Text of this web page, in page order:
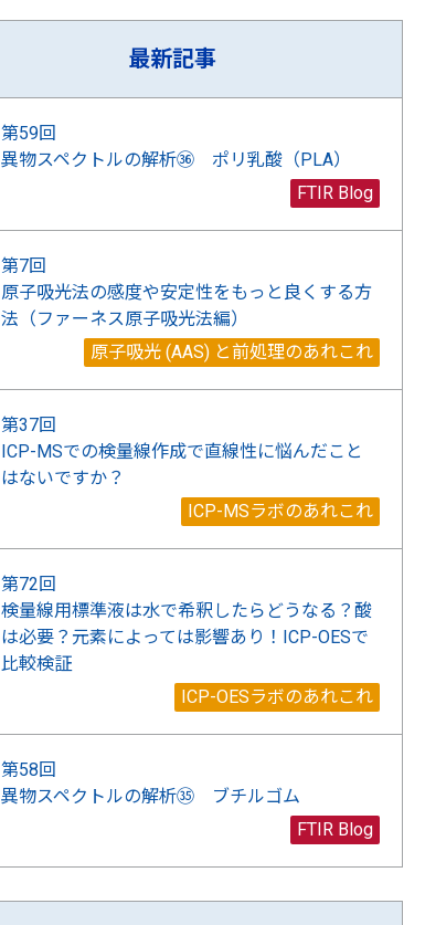
最新記事
第59回
異物スペクトルの解析㊱ ポリ乳酸（PLA）
FTIR Blog
第7回
原子吸光法の感度や安定性をもっと良くする方
法（ファーネス原子吸光法編）
原子吸光 (AAS) と前処理のあれこれ
第37回
ICP-MSでの検量線作成で直線性に悩んだこと
はないですか？
ICP-MSラボのあれこれ
第72回
検量線用標準液は水で希釈したらどうなる？酸
は必要？元素によっては影響あり！ICP-OESで
比較検証
ICP-OESラボのあれこれ
第58回
異物スペクトルの解析㉟ ブチルゴム
FTIR Blog